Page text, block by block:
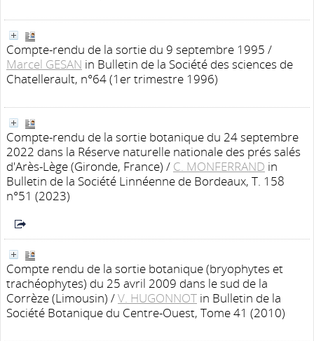
Compte-rendu de la sortie du 9 septembre 1995 /
Marcel GESAN in Bulletin de la Société des sciences de
Chatellerault, n°64 (1er trimestre 1996)
Compte-rendu de la sortie botanique du 24 septembre
2022 dans la Réserve naturelle nationale des prés salés
d'Arès-Lège (Gironde, France) / C. MONFERRAND in
Bulletin de la Société Linnéenne de Bordeaux, T. 158
n°51 (2023)
Compte rendu de la sortie botanique (bryophytes et
trachéophytes) du 25 avril 2009 dans le sud de la
Corrèze (Limousin) /V. HUGONNOT in Bulletin de la
Société Botanique du Centre-Ouest, Tome 41 (2010)